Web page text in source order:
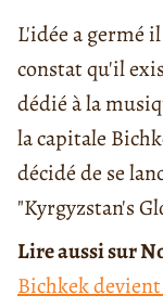
L'idée a germé
constat qu'il
dédié à la
la capitale
décidé de se
"Kyrgyzstan's
Lire aussi sur
Bichkek